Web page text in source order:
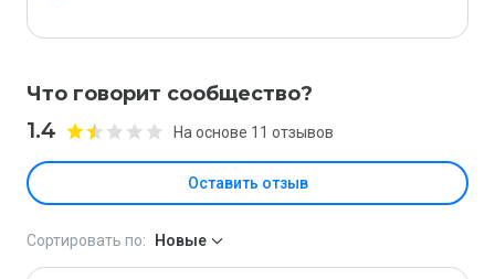
Что говорит сообщество?
1.4 На основе 11 отзывов
Оставить отзыв
Сортировать по: Новые